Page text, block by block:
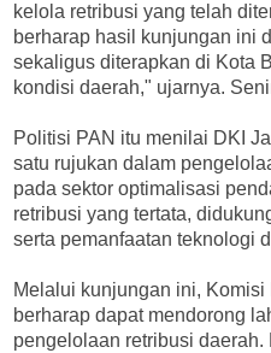
kelola retribusi yang telah
berharap hasil kunjungan ini
sekaligus diterapkan di Kota
kondisi daerah," ujarnya.
Politisi PAN itu menilai DKI
satu rujukan dalam
pada sektor optimalisasi
retribusi yang tertata,
serta pemanfaatan teknologi
Melalui kunjungan ini,
berharap dapat mendorong
pengelolaan retribusi